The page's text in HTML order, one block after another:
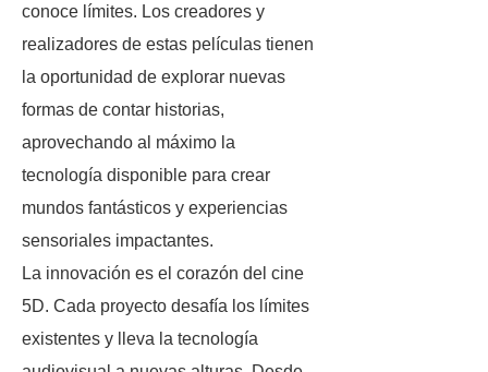
conoce límites. Los creadores y
realizadores de estas películas tienen
la oportunidad de explorar nuevas
formas de contar historias,
aprovechando al máximo la
tecnología disponible para crear
mundos fantásticos y experiencias
sensoriales impactantes.
La innovación es el corazón del cine
5D. Cada proyecto desafía los límites
existentes y lleva la tecnología